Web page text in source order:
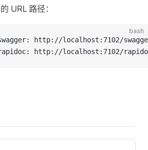
URL 路径：
bash
http://localhost:7102/
http://localhost:7102/